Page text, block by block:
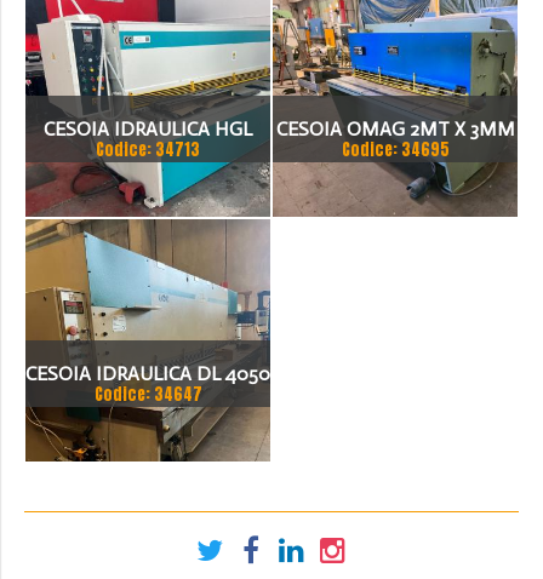
CESOIA IDRAULICA HGL
3100 X 8MM
Codice: 34713
CESOIA OMAG 2MT X 3MM
REVISIONATA
Codice: 34695
CESOIA IDRAULICA DL 4050
X4X200
Codice: 34647